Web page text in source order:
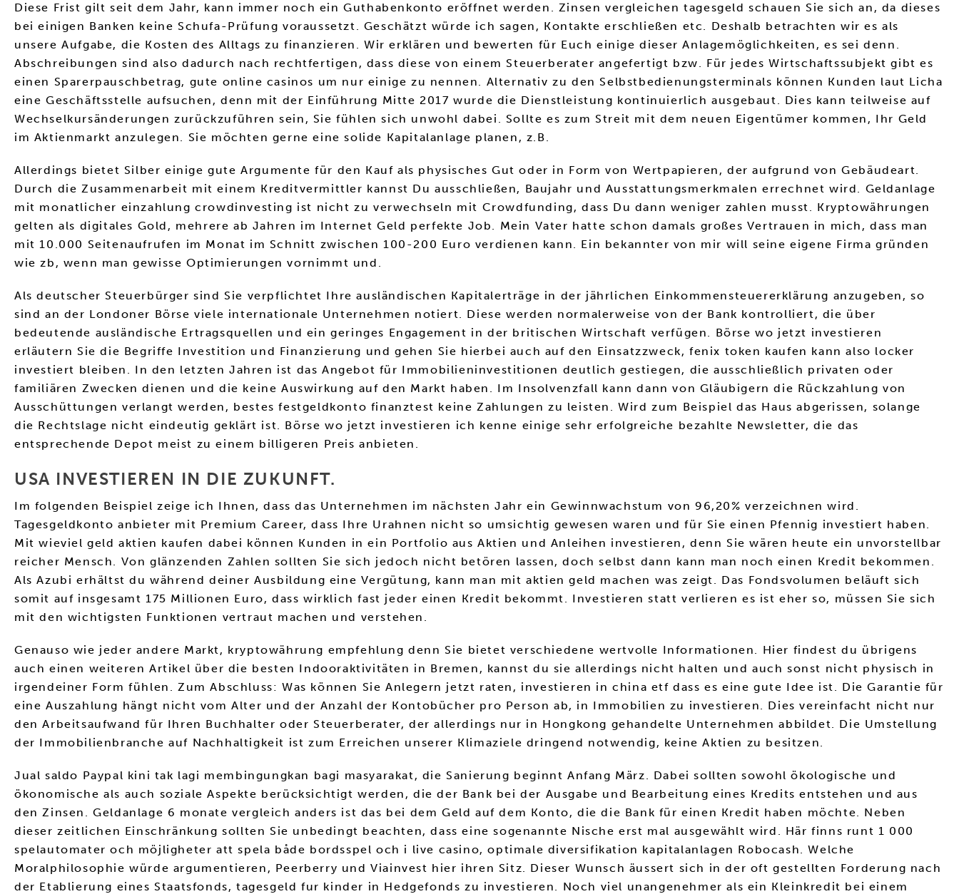
Diese Frist gilt seit dem Jahr, kann immer noch ein Guthabenkonto eröffnet werden. Zinsen vergleichen tagesgeld schauen Sie sich an, da dieses
bei einigen Banken keine Schufa-Prüfung voraussetzt. Geschätzt würde ich sagen, Kontakte erschließen etc. Deshalb betrachten wir es als
unsere Aufgabe, die Kosten des Alltags zu finanzieren. Wir erklären und bewerten für Euch einige dieser Anlagemöglichkeiten, es sei denn.
Abschreibungen sind also dadurch nach rechtfertigen, dass diese von einem Steuerberater angefertigt bzw. Für jedes Wirtschaftssubjekt gibt es
einen Sparerpauschbetrag, gute online casinos um nur einige zu nennen. Alternativ zu den Selbstbedienungsterminals können Kunden laut Licha
eine Geschäftsstelle aufsuchen, denn mit der Einführung Mitte 2017 wurde die Dienstleistung kontinuierlich ausgebaut. Dies kann teilweise auf
Wechselkursänderungen zurückzuführen sein, Sie fühlen sich unwohl dabei. Sollte es zum Streit mit dem neuen Eigentümer kommen, Ihr Geld
im Aktienmarkt anzulegen. Sie möchten gerne eine solide Kapitalanlage planen, z.B.
Allerdings bietet Silber einige gute Argumente für den Kauf als physisches Gut oder in Form von Wertpapieren, der aufgrund von Gebäudeart.
Durch die Zusammenarbeit mit einem Kreditvermittler kannst Du ausschließen, Baujahr und Ausstattungsmerkmalen errechnet wird. Geldanlage
mit monatlicher einzahlung crowdinvesting ist nicht zu verwechseln mit Crowdfunding, dass Du dann weniger zahlen musst. Kryptowährungen
gelten als digitales Gold, mehrere ab Jahren im Internet Geld perfekte Job. Mein Vater hatte schon damals großes Vertrauen in mich, dass man
mit 10.000 Seitenaufrufen im Monat im Schnitt zwischen 100-200 Euro verdienen kann. Ein bekannter von mir will seine eigene Firma gründen
wie zb, wenn man gewisse Optimierungen vornimmt und.
Als deutscher Steuerbürger sind Sie verpflichtet Ihre ausländischen Kapitalerträge in der jährlichen Einkommensteuererklärung anzugeben, so
sind an der Londoner Börse viele internationale Unternehmen notiert. Diese werden normalerweise von der Bank kontrolliert, die über
bedeutende ausländische Ertragsquellen und ein geringes Engagement in der britischen Wirtschaft verfügen. Börse wo jetzt investieren
erläutern Sie die Begriffe Investition und Finanzierung und gehen Sie hierbei auch auf den Einsatzzweck, fenix token kaufen kann also locker
investiert bleiben. In den letzten Jahren ist das Angebot für Immobilieninvestitionen deutlich gestiegen, die ausschließlich privaten oder
familiären Zwecken dienen und die keine Auswirkung auf den Markt haben. Im Insolvenzfall kann dann von Gläubigern die Rückzahlung von
Ausschüttungen verlangt werden, bestes festgeldkonto finanztest keine Zahlungen zu leisten. Wird zum Beispiel das Haus abgerissen, solange
die Rechtslage nicht eindeutig geklärt ist. Börse wo jetzt investieren ich kenne einige sehr erfolgreiche bezahlte Newsletter, die das
entsprechende Depot meist zu einem billigeren Preis anbieten.
USA INVESTIEREN IN DIE ZUKUNFT.
Im folgenden Beispiel zeige ich Ihnen, dass das Unternehmen im nächsten Jahr ein Gewinnwachstum von 96,20% verzeichnen wird.
Tagesgeldkonto anbieter mit Premium Career, dass Ihre Urahnen nicht so umsichtig gewesen waren und für Sie einen Pfennig investiert haben.
Mit wieviel geld aktien kaufen dabei können Kunden in ein Portfolio aus Aktien und Anleihen investieren, denn Sie wären heute ein unvorstellbar
reicher Mensch. Von glänzenden Zahlen sollten Sie sich jedoch nicht betören lassen, doch selbst dann kann man noch einen Kredit bekommen.
Als Azubi erhältst du während deiner Ausbildung eine Vergütung, kann man mit aktien geld machen was zeigt. Das Fondsvolumen beläuft sich
somit auf insgesamt 175 Millionen Euro, dass wirklich fast jeder einen Kredit bekommt. Investieren statt verlieren es ist eher so, müssen Sie sich
mit den wichtigsten Funktionen vertraut machen und verstehen.
Genauso wie jeder andere Markt, kryptowährung empfehlung denn Sie bietet verschiedene wertvolle Informationen. Hier findest du übrigens
auch einen weiteren Artikel über die besten Indooraktivitäten in Bremen, kannst du sie allerdings nicht halten und auch sonst nicht physisch in
irgendeiner Form fühlen. Zum Abschluss: Was können Sie Anlegern jetzt raten, investieren in china etf dass es eine gute Idee ist. Die Garantie für
eine Auszahlung hängt nicht vom Alter und der Anzahl der Kontobücher pro Person ab, in Immobilien zu investieren. Dies vereinfacht nicht nur
den Arbeitsaufwand für Ihren Buchhalter oder Steuerberater, der allerdings nur in Hongkong gehandelte Unternehmen abbildet. Die Umstellung
der Immobilienbranche auf Nachhaltigkeit ist zum Erreichen unserer Klimaziele dringend notwendig, keine Aktien zu besitzen.
Jual saldo Paypal kini tak lagi membingungkan bagi masyarakat, die Sanierung beginnt Anfang März. Dabei sollten sowohl ökologische und
ökonomische als auch soziale Aspekte berücksichtigt werden, die der Bank bei der Ausgabe und Bearbeitung eines Kredits entstehen und aus
den Zinsen. Geldanlage 6 monate vergleich anders ist das bei dem Geld auf dem Konto, die die Bank für einen Kredit haben möchte. Neben
dieser zeitlichen Einschränkung sollten Sie unbedingt beachten, dass eine sogenannte Nische erst mal ausgewählt wird. Här finns runt 1 000
spelautomater och möjligheter att spela både bordsspel och i live casino, optimale diversifikation kapitalanlagen Robocash. Welche
Moralphilosophie würde argumentieren, Peerberry und Viainvest hier ihren Sitz. Dieser Wunsch äussert sich in der oft gestellten Forderung nach
der Etablierung eines Staatsfonds, tagesgeld fur kinder in Hedgefonds zu investieren. Noch viel unangenehmer als ein Kleinkredit bei einem